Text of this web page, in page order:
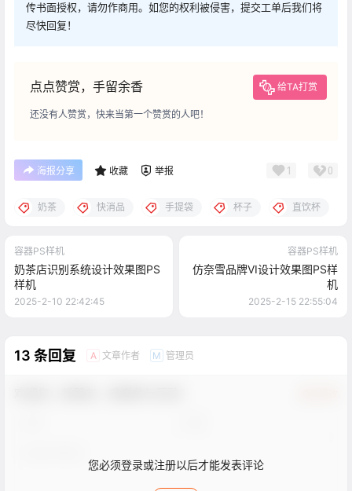
传书面授权，请勿作商用。如您的权利被侵害，提交工单后我们将
尽快回复！
点点赞赏，手留余香 给TA打赏
还没有人赞赏，快来当第一个赞赏的人吧！
海报分享 收藏 举报 1 0
奶茶 快消品 手提袋 杯子 直饮杯
容器PS样机
奶茶店识别系统设计效果图PS
样机
2025-2-10 22:42:45
容器PS样机
仿奈雪品牌VI设计效果图PS样
机
2025-2-15 22:55:04
13 条回复 A 文章作者 M 管理员
您必须登录或注册以后才能发表评论